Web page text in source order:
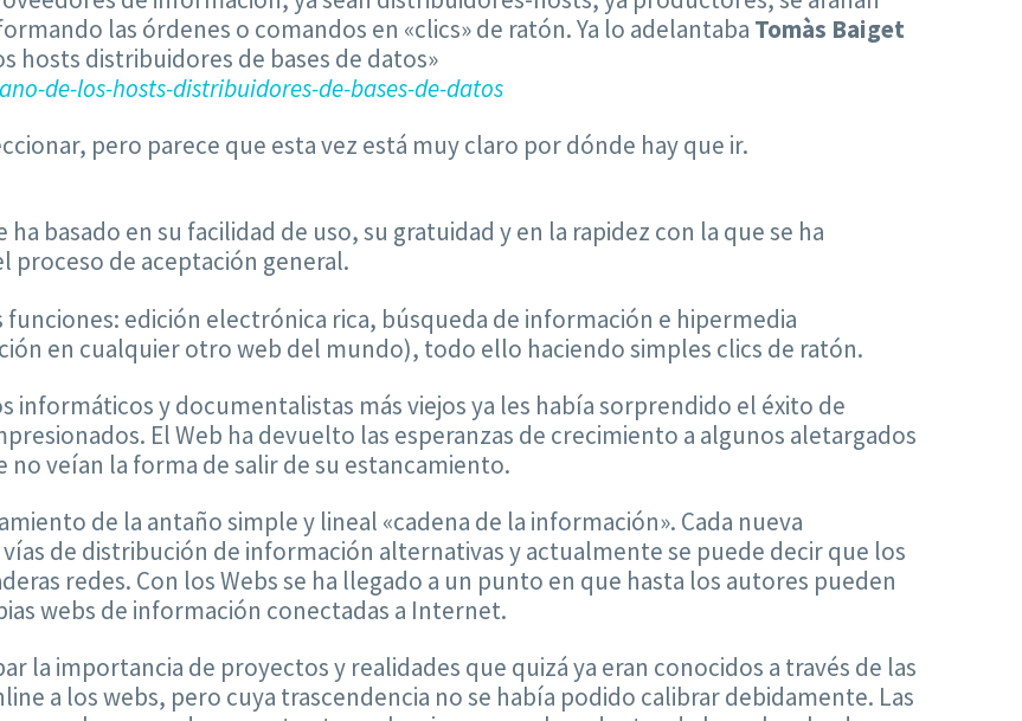
las órdenes o comandos en «clics» de ratón. Ya lo adelantaba Tomàs Baiget
hosts distribuidores de bases de datos»
de-los-hosts-distribuidores-de-bases-de-datos
pero parece que esta vez está muy claro por dónde hay que ir.
basado en su facilidad de uso, su gratuidad y en la rapidez con la que se ha
proceso de aceptación general.
edición electrónica rica, búsqueda de información e hipermedia
en cualquier otro web del mundo), todo ello haciendo simples clics de ratón.
informáticos y documentalistas más viejos ya les había sorprendido el éxito de
El Web ha devuelto las esperanzas de crecimiento a algunos aletargados
veían la forma de salir de su estancamiento.
de la antaño simple y lineal «cadena de la información». Cada nueva
de distribución de información alternativas y actualmente se puede decir que los
redes. Con los Webs se ha llegado a un punto en que hasta los autores pueden
webs de información conectadas a Internet.
la importancia de proyectos y realidades que quizá ya eran conocidos a través de las
a los webs, pero cuya trascendencia no se había podido calibrar debidamente. Las